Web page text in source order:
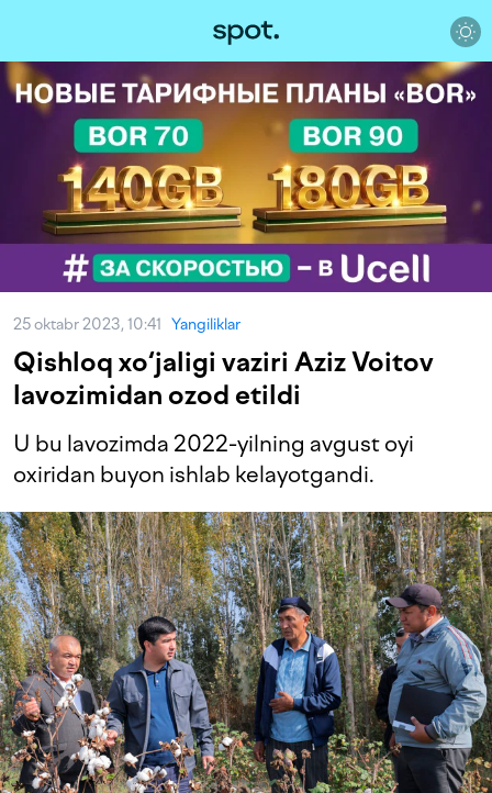
25 oktabr 2023, 10:41 Yangiliklar
Qishloq xo‘jaligi vaziri Aziz Voitov
lavozimidan ozod etildi
U bu lavozimda 2022-yilning avgust oyi
oxiridan buyon ishlab kelayotgandi.